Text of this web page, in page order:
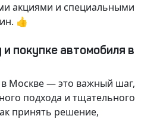
акциями и специальными
👍
покупке автомобиля в
Москве — это важный шаг,
подхода и тщательного
принять решение,